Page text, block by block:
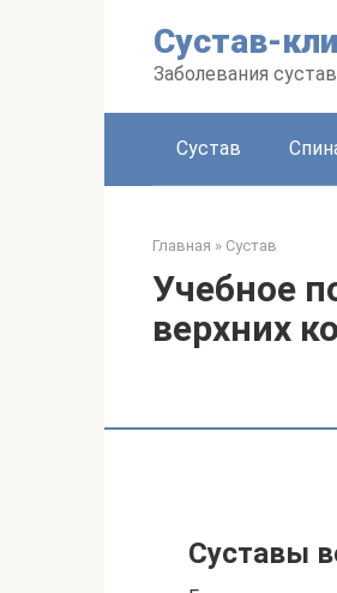
Сустав-
Заболевания
Сустав
Главная » Сустав
Учебное
верхних
Суставы